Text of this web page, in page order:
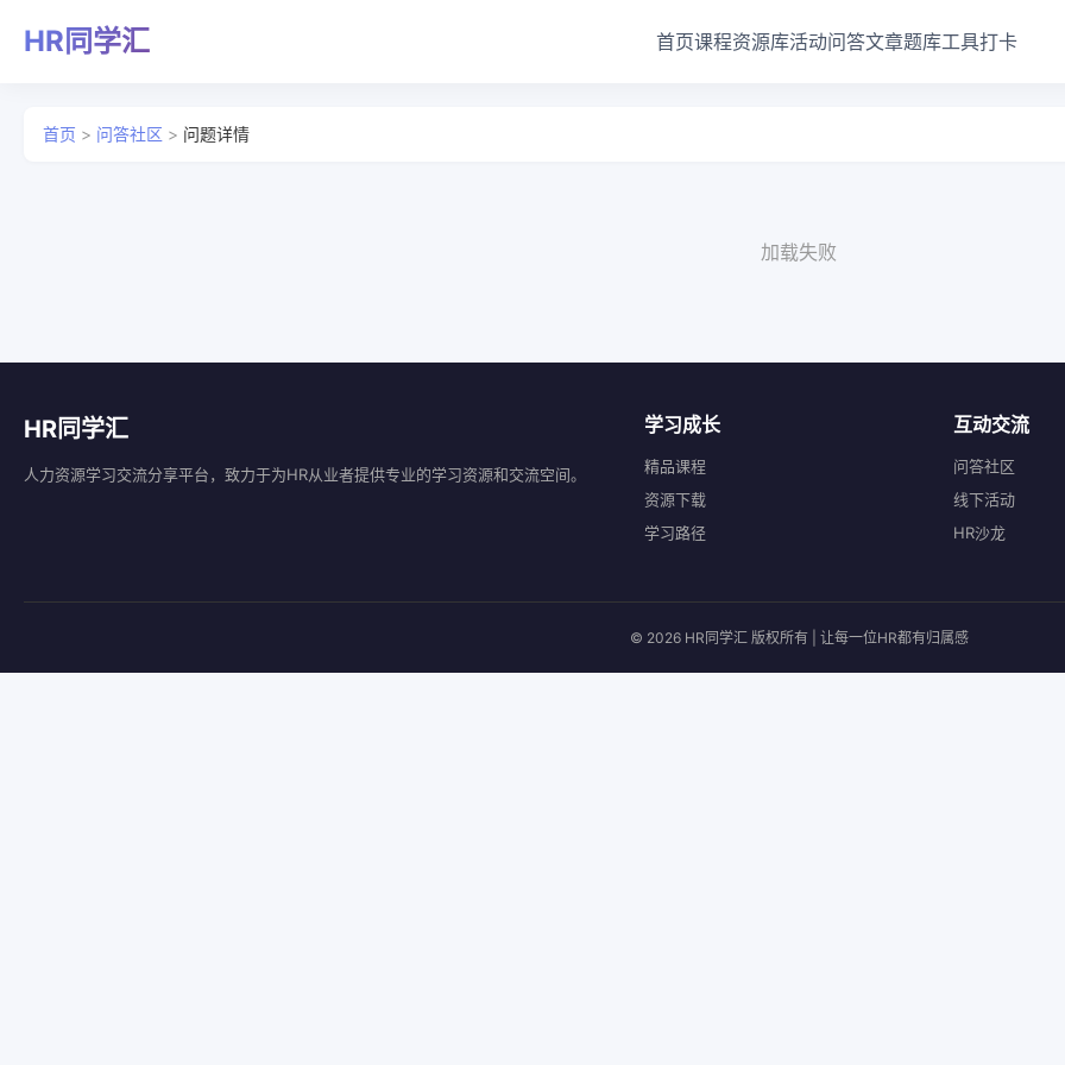
HR同学汇 首页课程资源库活动问答文章题库工具打卡
首页 > 问答社区 > 问题详情
加载失败
HR同学汇
人力资源学习交流分享平台，致力于为HR从业者提供专业的学习资源和交流空间。
学习成长
精品课程
资源下载
学习路径
互动交流
问答社区
线下活动
HR沙龙
© 2026 HR同学汇 版权所有 | 让每一位HR都有归属感